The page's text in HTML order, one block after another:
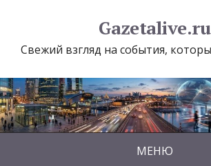
Gazetalive.ru
Свежий взгляд на события,
МЕНЮ